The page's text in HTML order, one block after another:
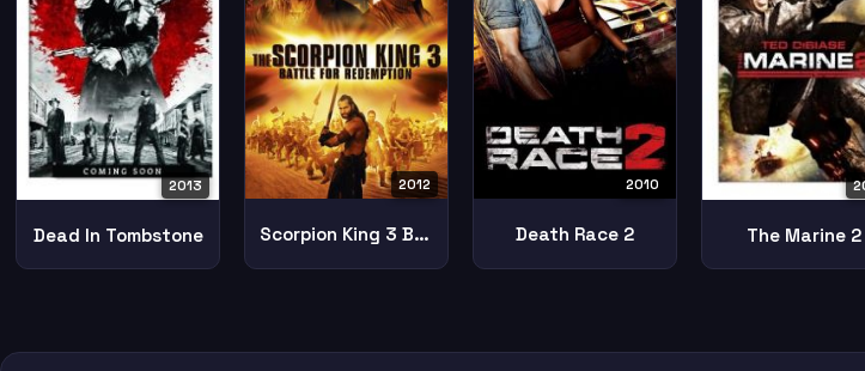
2013
Dead In Tombstone
2012
Scorpion King 3 Battle Redemption
2010
Death Race 2 The Marine 2